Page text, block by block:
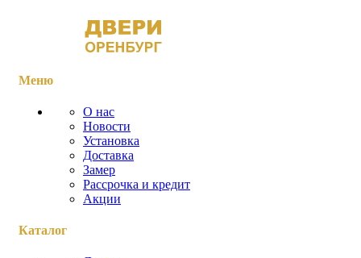
Меню
О нас
Новости
Установка
Доставка
Замер
Рассрочка и кредит
Акции
Каталог